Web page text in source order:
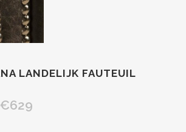
LANDELIJK FAUTEUIL
€629